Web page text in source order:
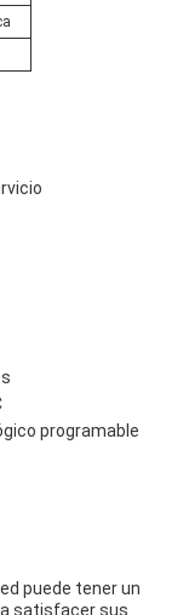
programable
puede tener un
satisfacer sus